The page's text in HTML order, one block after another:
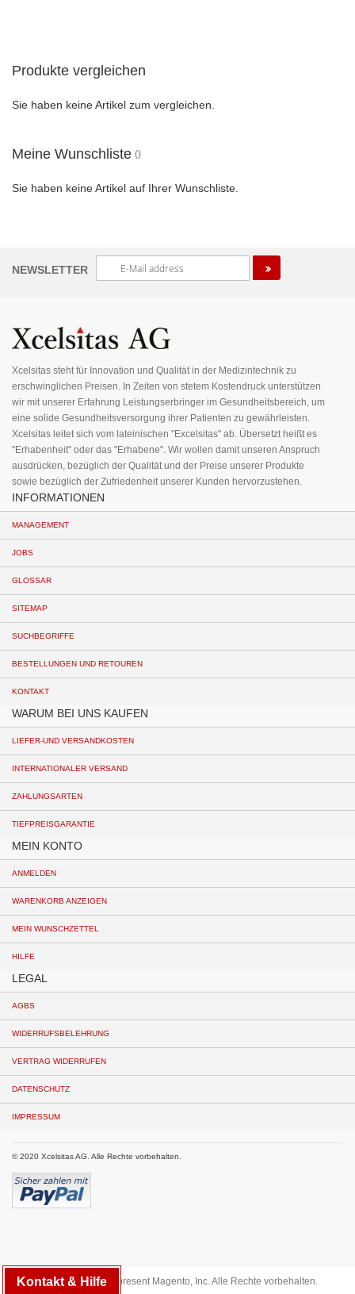
Produkte vergleichen
Sie haben keine Artikel zum vergleichen.
Meine Wunschliste
Sie haben keine Artikel auf Ihrer Wunschliste.
NEWSLETTER
Melden
Sie
Newsletter
Xcelsitas steht für Innovation und Qualität in der Medizintechnik zu
erschwinglichen Preisen. In Zeiten von stetem Kostendruck unterstützen
wir mit unserer Erfahrung Leistungserbringer im Gesundheitsbereich, um
eine solide Gesundheitsversorgung ihrer Patienten zu gewährleisten.
Xcelsitas leitet sich vom lateinischen "Excelsitas" ab. Übersetzt heißt es
"Erhabenheit" oder das "Erhabene". Wir wollen damit unseren Anspruch
ausdrücken, bezüglich der Qualität und der Preise unserer Produkte
sowie bezüglich der Zufriedenheit unserer Kunden hervorzustehen.
INFORMATIONEN
MANAGEMENT
JOBS
GLOSSAR
SITEMAP
SUCHBEGRIFFE
BESTELLUNGEN UND RETOUREN
KONTAKT
WARUM BEI UNS KAUFEN
LIEFER-UND VERSANDKOSTEN
INTERNATIONALER VERSAND
ZAHLUNGSARTEN
TIEFPREISGARANTIE
MEIN KONTO
ANMELDEN
WARENKORB ANZEIGEN
MEIN WUNSCHZETTEL
HILFE
LEGAL
AGBS
WIDERRUFSBELEHRUNG
VERTRAG WIDERRUFEN
DATENSCHUTZ
IMPRESSUM
© 2020 Xcelsitas AG. Alle Rechte vorbehalten.
Kontakt & Hilfe
Copyright © 2013-present Magento, Inc. Alle Rechte vorbehalten.